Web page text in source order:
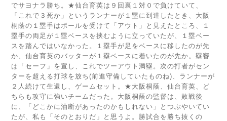
でサヨナラ勝ち。★仙台育英は９回裏１対０で負けていて、
「これで３死か」というランナーが１塁に到達したとき、大阪
桐蔭の１塁手はボールを受けて「アウト」と見えたところ、１
塁手の両足が１塁ベースを挟むように立っていたが、１塁ベー
スを踏んではいなかった。１塁手が足をベースに移したのが先
か、仙台育英のバッターが１塁ベースに着いたのが先か。塁審
は「セーフ」を宣し、これでツーアウト満塁。次の打者がセン
ターを超える打球を放ち(前進守備していたものね)、ランナーが
２人続けて生還し、ゲームセット。★大阪桐蔭、仙台育英、ど
ちらも攻守に強いチームだった。大阪桐蔭の監督は、敗戦後
に、「どこかに油断があったのかもしれない」とつぶやいてい
たが、私も「そのとおりだ」と思うよ。勝試合を勝ち抜くの